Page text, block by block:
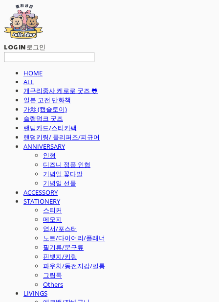
LOG IN로그인
HOME
ALL
개구리중사 케로로 굿즈 🐸
일본 고전 만화책
가챠 (캡슐토이)
슬램덩크 굿즈
랜덤카드/스티커팩
랜덤키링/ 플리퍼즈/피규어
ANNIVERSARY
인형
디즈니 정품 인형
기념일 꽃다발
기념일 선물
ACCESSORY
STATIONERY
스티커
메모지
엽서/포스터
노트/다이어리/플래너
필기류/문구류
핀뱃지/키링
파우치/동전지갑/필통
그립톡
Others
LIVINGS